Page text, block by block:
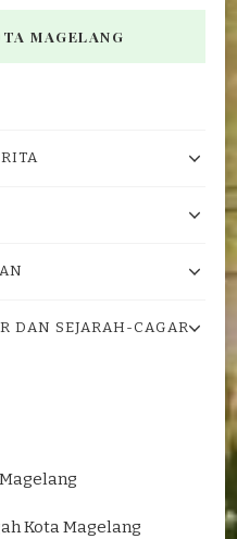
MAGELANG
DAN SEJARAH-CAGAR
Kota Magelang